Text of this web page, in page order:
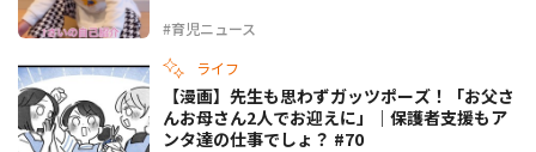
#育児ニュース
ライフ
【漫画】先生も思わずガッツポーズ！「お父さ
んお母さん2人でお迎えに」｜保護者支援もア
ンタ達の仕事でしょ？ #70